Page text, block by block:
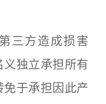
方造成损害
独立承担所有
于承担因此产